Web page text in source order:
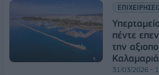
πέντε
την
31/03/2026 -